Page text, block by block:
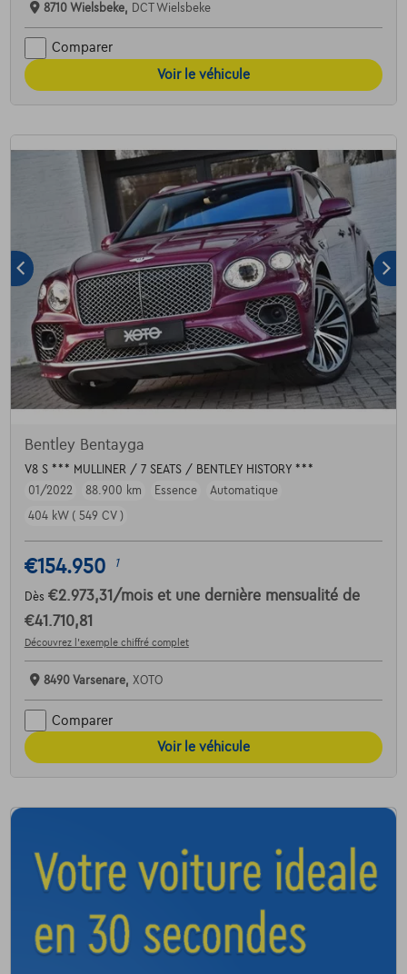
8710 Wielsbeke, DCT Wielsbeke
Comparer
Voir le véhicule
Bentley Bentayga
V8 S *** MULLINER / 7 SEATS / BENTLEY HISTORY ***
01/2022
88.900 km Essence
Automatique
404 kW ( 549 CV )
€154.950 1
Dès €2.973,31 /mois et une dernière mensualité de
€41.710,81
Découvrez l’exemple chiffré complet
8490 Varsenare, XOTO
Comparer
Voir le véhicule